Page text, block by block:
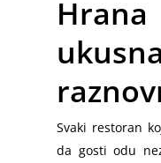
Svaki restoran
da gosti odu